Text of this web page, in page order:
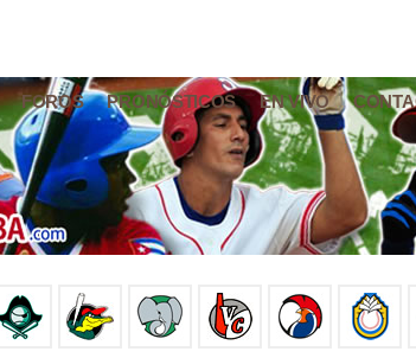
FOROS PRONÓSTICOS EN VIVO